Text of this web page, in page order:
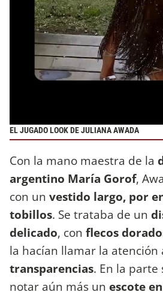
EL JUGADO LOOK DE JULIANA AWADA
Con la mano maestra de la
argentino María Gorof,
con un vestido largo, por
tobillos. Se trataba de un
delicado, con flecos
la hacían llamar la atención
transparencias. En la parte
notar aún más un escote